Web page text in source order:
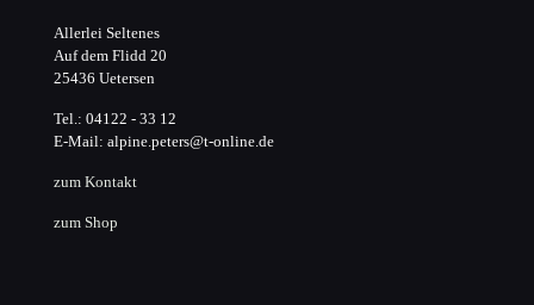
Allerlei Seltenes
Auf dem Flidd 20
25436 Uetersen
Tel.: 04122 - 33 12
E-Mail: alpine.peters@t-online.de
zum Kontakt
zum Shop